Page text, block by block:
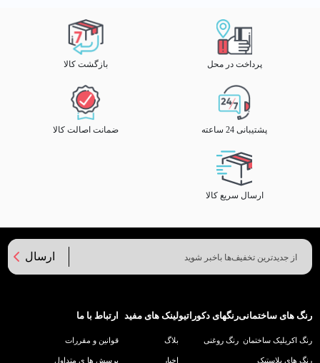
پرداخت در محل بازگشت کالا
پشتیبانی 24 ساعته ضمانت اصالت کالا
ارسال سریع کالا
ارسال
رنگ های ساختمانی
رنگ اکریلیک ساختمان
رنگ های پلاستیک
رنگهای دکوراتیو
رنگ روغنی
لینک های مفید
بلاگ
اخبار
ارتباط با ما
قوانین و مقررات
پرسش ها ی متداول